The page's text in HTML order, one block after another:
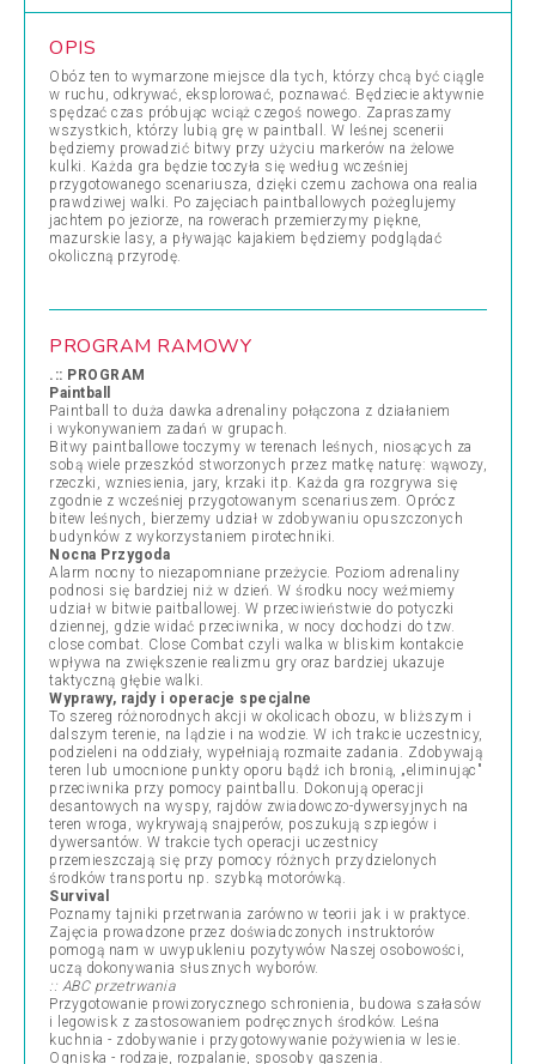
OPIS
Obóz ten to wymarzone miejsce dla tych, którzy chcą być ciągle
w ruchu, odkrywać, eksplorować, poznawać. Będziecie aktywnie
spędzać czas próbując wciąż czegoś nowego. Zapraszamy
wszystkich, którzy lubią grę w paintball. W leśnej scenerii
będziemy prowadzić bitwy przy użyciu markerów na żelowe
kulki. Każda gra będzie toczyła się według wcześniej
przygotowanego scenariusza, dzięki czemu zachowa ona realia
prawdziwej walki. Po zajęciach paintballowych pożeglujemy
jachtem po jeziorze, na rowerach przemierzymy piękne,
mazurskie lasy, a pływając kajakiem będziemy podglądać
okoliczną przyrodę.
PROGRAM RAMOWY
.:: PROGRAM
Paintball
Paintball to duża dawka adrenaliny połączona z działaniem
i wykonywaniem zadań w grupach.
Bitwy paintballowe toczymy w terenach leśnych, niosących za
sobą wiele przeszkód stworzonych przez matkę naturę: wąwozy,
rzeczki, wzniesienia, jary, krzaki itp. Każda gra rozgrywa się
zgodnie z wcześniej przygotowanym scenariuszem. Oprócz
bitew leśnych, bierzemy udział w zdobywaniu opuszczonych
budynków z wykorzystaniem pirotechniki.
Nocna Przygoda
Alarm nocny to niezapomniane przeżycie. Poziom adrenaliny
podnosi się bardziej niż w dzień. W środku nocy weźmiemy
udział w bitwie paitballowej. W przeciwieństwie do potyczki
dziennej, gdzie widać przeciwnika, w nocy dochodzi do tzw.
close combat. Close Combat czyli walka w bliskim kontakcie
wpływa na zwiększenie realizmu gry oraz bardziej ukazuje
taktyczną głębie walki.
Wyprawy, rajdy i operacje specjalne
To szereg różnorodnych akcji w okolicach obozu, w bliższym i
dalszym terenie, na lądzie i na wodzie. W ich trakcie uczestnicy,
podzieleni na oddziały, wypełniają rozmaite zadania. Zdobywają
teren lub umocnione punkty oporu bądź ich bronią, „eliminując"
przeciwnika przy pomocy paintballu. Dokonują operacji
desantowych na wyspy, rajdów zwiadowczo-dywersyjnych na
teren wroga, wykrywają snajperów, poszukują szpiegów i
dywersantów. W trakcie tych operacji uczestnicy
przemieszczają się przy pomocy różnych przydzielonych
środków transportu np. szybką motorówką.
Survival
Poznamy tajniki przetrwania zarówno w teorii jak i w praktyce.
Zajęcia prowadzone przez doświadczonych instruktorów
pomogą nam w uwypukleniu pozytywów Naszej osobowości,
uczą dokonywania słusznych wyborów.
:: ABC przetrwania
Przygotowanie prowizorycznego schronienia, budowa szałasów
i legowisk z zastosowaniem podręcznych środków. Leśna
kuchnia - zdobywanie i przygotowywanie pożywienia w lesie.
Ogniska - rodzaje, rozpalanie, sposoby gaszenia.